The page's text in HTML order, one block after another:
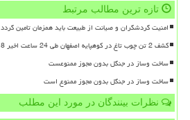
تازه ترین مطالب مرتبط
امنیت گردشگران و صیانت از طبیعت باید همزمان تامین گردد
کشف 2 تن چوب تاغ در کوهپایه اصفهان طی 24 ساعت اخیر 8 نفر دستگیر شدند
ساخت وساز در جنگل بدون مجوز ممنوعست
ساخت وساز در جنگل بدون مجوز ممنوع است
نظرات بینندگان در مورد این مطلب